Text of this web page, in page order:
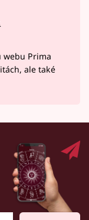
webu Prima
ale také